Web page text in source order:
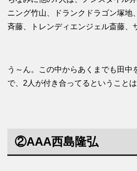
ニング竹山、ドランクドラゴン塚地
斉藤、トレンディエンジェル斎藤、
う～ん。この中からあくまでも田中
で、2人が付き合ってるということは
②AAA西島隆弘